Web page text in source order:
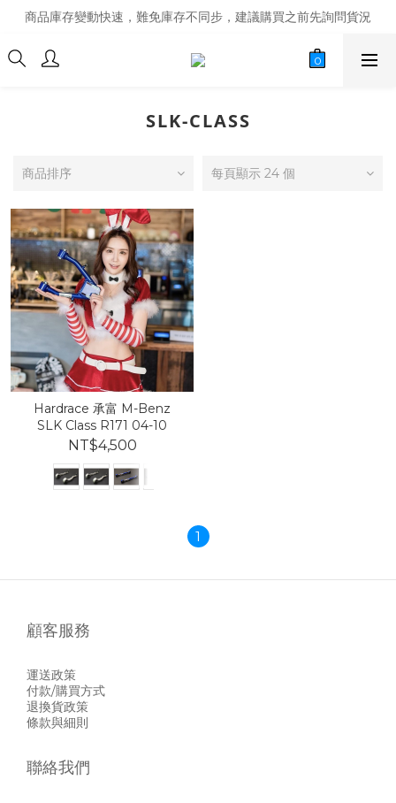
商品庫存變動快速，難免庫存不同步，建議購買之前先詢問貨況
商品庫存變動快速，難免庫存不同步，建議購買之前先詢問貨況
經營超過20年的改裝老字號，安全有保障
SLK-CLASS
商品排序 每頁顯示 24 個
Hardrace 承富 M-Benz
SLK Class R171 04-10
NT$4,500
1
顧客服務
運送政策
付款/購買方式
退換貨政策
條款與細則
聯絡我們